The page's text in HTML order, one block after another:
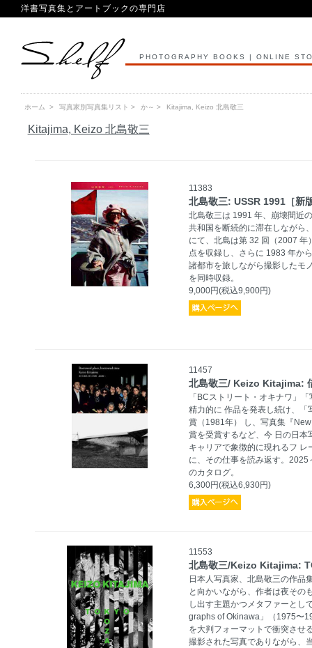
洋書写真集とアートブックの専門店
PHOTOGRAPHY BOOKS | ONLINE
ホーム > 写真家別写真集リスト > か～ > Kitajima, Keizo 北島敬三
Kitajima, Keizo 北島敬三
11383
北島敬三: USSR 1991［新
北島敬三は 1991 年、崩壊間近
共和国を断続的に滞在しながら
にて、北島は第 32 回（2007
点を収録し、さらに 1983 年か
諸都市を旅しながら撮影したモ
を同時収録。
9,000円(税込9,900円)
11457
北島敬三/ Keizo Kitajima:
「BCストリート・オキナワ」
精力的に 作品を発表し続け、
賞（1981年） し、写真集『
賞を受賞するなど、今 日の日
キャリアで象徴的に現れるフ
に、その仕事を読み返す。
のカタログ。
6,300円(税込6,930円)
11553
北島敬三/Keizo Kitajima:
日本人写真家、北島敬三の作品
と向かいながら、作者は夜その
し出す主題かつメタファーとし
graphs of Okinawa」（1975〜
を大判フォーマットで衝突させ
撮影された写真でありながら、